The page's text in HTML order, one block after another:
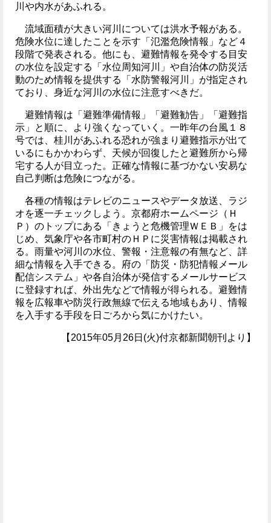
川や内水があふれる。
流域面積が大きい河川については洪水予報がある。
危険水位に達したことを示す「氾濫危険情報」など４
段階で発表される。他にも、避難情報を発令する目安
の水位を設定する「水位周知河川」や自治体の防災活
動のため情報を提供する「水防警報河川」が指定され
ており、身近な河川の水位に注意すべきだ。
避難情報は「避難準備情報」「避難勧告」「避難指
示」と順に、より強くなっていく。一昨年の台風１８
号では、桂川があふれる恐れが強まり避難指示が出て
いるにもかかわらず、天候が回復したと避難所から帰
宅する人が目立った。正確な情報に基づかない安易な
自己判断は危険につながる。
各種の情報はテレビのニュースやデータ放送、ラジ
オを逐一チェックしよう。京都府ホームページ（Ｈ
Ｐ）のトップにある「きょうと危機管理ＷＥＢ」をは
じめ、気象庁や各市町村のＨＰに災害情報は掲載され
る。雨量や河川の水位、警報・注意報の有無など、詳
細な情報を入手できる。府の「防災・防犯情報メール
配信システム」や各自治体が発信するメールサービス
に登録すれば、外出先などで情報が得られる。避難情
報を広報車や防災行政無線で伝える地域もあり、情報
を入手する手段を日ごろから気にかけたい。
【2015年05月26日(火)付京都新聞朝刊より】